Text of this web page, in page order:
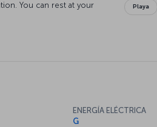
You can rest at your
Playa
ENERGÍA ELÉCTRICA
G